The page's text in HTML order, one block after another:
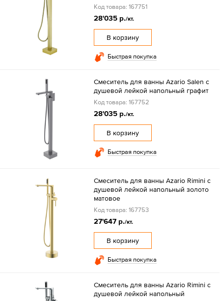
Код товара: 167751
28'035 р./кт.
В корзину
Быстрая покупка
Смеситель для ванны Azario Salen с
душевой лейкой напольный графит
Код товара: 167752
28'035 р./кт.
В корзину
Быстрая покупка
Смеситель для ванны Azario Rimini с
душевой лейкой напольный золото
матовое
Код товара: 167753
27'647 р./кт.
В корзину
Быстрая покупка
Смеситель для ванны Azario Rimini с
душевой лейкой напольный